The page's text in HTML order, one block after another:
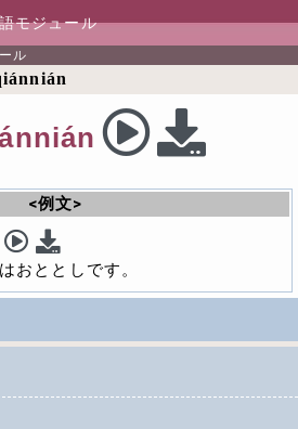
モジュール
ル
<例文>
おととしです。